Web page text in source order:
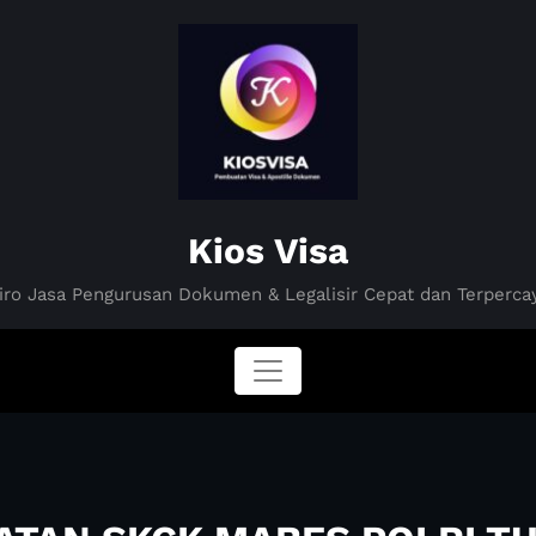
Kios Visa
Jasa Pengurusan Dokumen & Legalisir Cepat dan